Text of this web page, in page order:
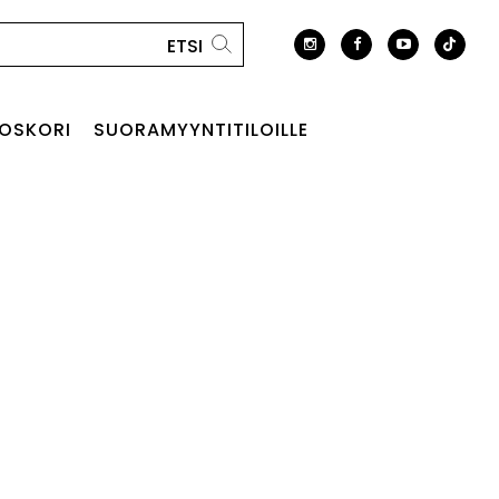
SUORAMYYNTITILOILLE